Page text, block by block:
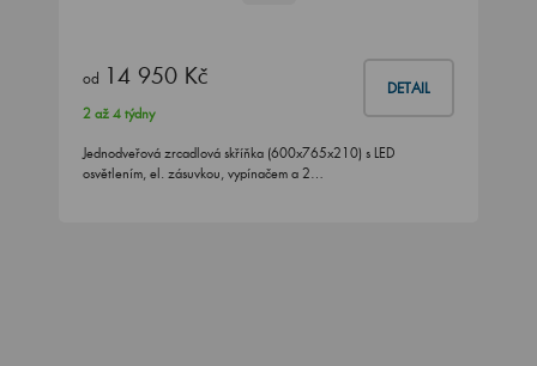
od 14 950 Kč DETAIL
2 až 4 týdny
Jednodveřová zrcadlová skříňka (600x765x210) s LED
osvětlením, el. zásuvkou, vypínačem a 2…